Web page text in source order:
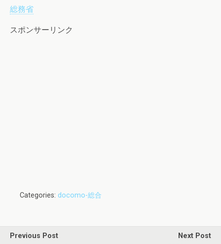
総務省
スポンサーリンク
Categories: docomo-総合
Previous Post
Next Post